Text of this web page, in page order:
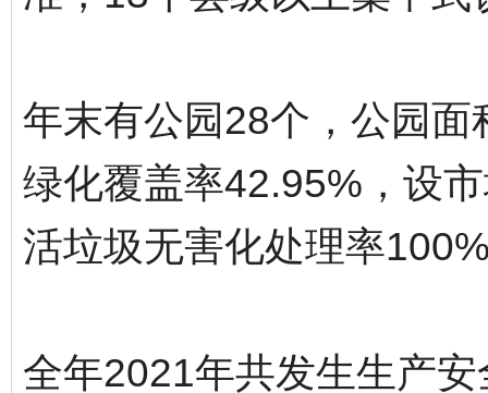
年末有公园28个，公园
绿化覆盖率42.95%，设
活垃圾无害化处理率
全年2021年共发生生产